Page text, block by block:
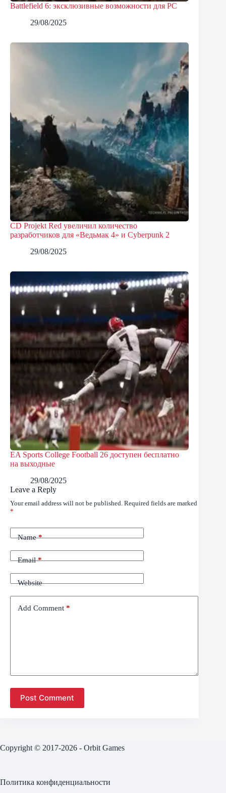
Battlefield 6: эксклюзивные возможности для PC
29/08/2025
CD Projekt Red увеличил количество
разработчиков для «Ведьмак 4» и Cyberpunk 2
29/08/2025
EA Sports College Football 26 доступен бесплатно
на выходные
29/08/2025
Leave a Reply
Your email address will not be published. Required fields are marked
*
Name*
Email*
Website
Add Comment *
Post Comment
Copyright © 2017-2026 - Orbit Games
Политика конфиденциальности